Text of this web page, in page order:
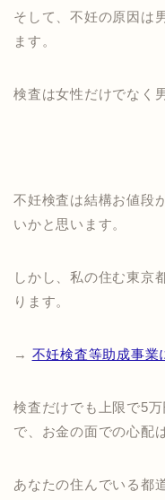
そして、不妊の原因は
ます。
検査は女性だけでなく
不妊検査は結構お値段
いかと思います。
しかし、私の住む東京
ります。
→ 不妊検査等助成事業
検査だけでも上限で5
で、お金の面での心配
あなたの住んでいる都